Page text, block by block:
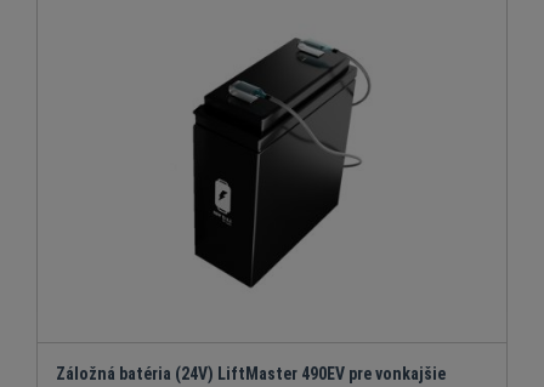
Záložná batéria (24V) LiftMaster 490EV pre vonkajšie